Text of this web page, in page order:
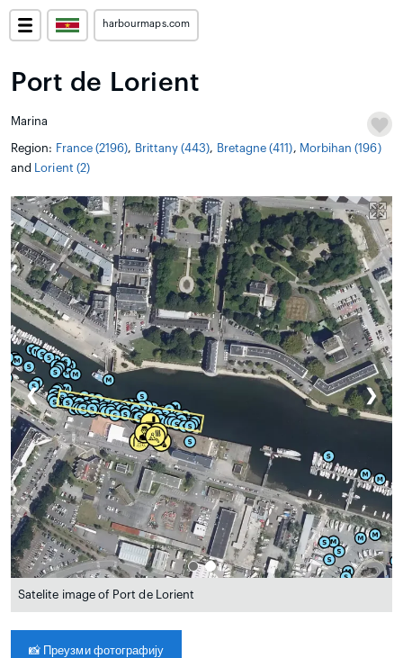
harbourmaps.com
Port de Lorient
Marina
Region: France (2196), Brittany (443), Bretagne (411), Morbihan (196)
and
Lorient (2)
❮ ❯
Satelite image of Port de Lorient
📸 Преузми фотографију